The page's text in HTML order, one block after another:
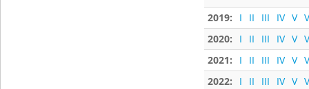
2019:
I II III IV V
2020:
I II III IV V
2021:
I II III IV V
2022:
I II III IV V